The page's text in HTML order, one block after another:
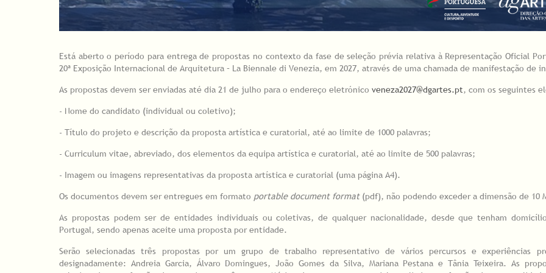
Está aberto o período para entrega de propostas no contexto da fase de seleção prévia relativa à Representação Oficial
20ª Exposição Internacional de Arquitetura – La Biennale di Venezia, em 2027, através de uma chamada de manifestação de
As propostas devem ser enviadas até dia 21 de julho para o endereço eletrónico veneza2027@dgartes.pt, com os seguintes
- Nome do candidato (individual ou coletivo);
- Título do projeto e descrição da proposta artística e curatorial, até ao limite de 1000 palavras;
- Curriculum vitae, abreviado, dos elementos da equipa artística e curatorial, até ao limite de 500 palavras;
- Imagem ou imagens representativas da proposta artística e curatorial (uma página A4).
Os documentos devem ser entregues em formato portable document format(pdf), não podendo exceder a dimensão de 10
As propostas podem ser de entidades individuais ou coletivas, de qualquer nacionalidade, desde que tenham
Portugal, sendo apenas aceite uma proposta por entidade.
Serão selecionadas três propostas por um grupo de trabalho representativo de vários percursos e experiências
designadamente: Andreia Garcia, Álvaro Domingues, João Gomes da Silva, Mariana Pestana e Tânia Teixeira. As